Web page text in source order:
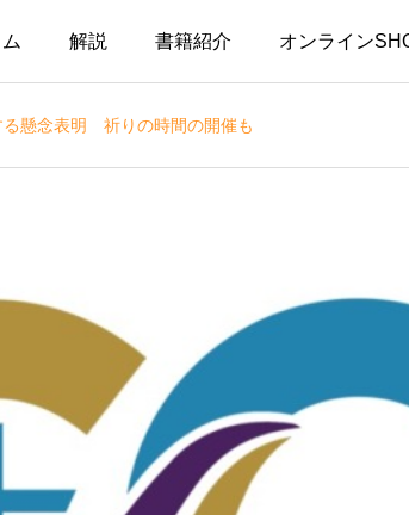
解説 書籍紹介 オンライン
懸念表明 祈りの時間の開催も